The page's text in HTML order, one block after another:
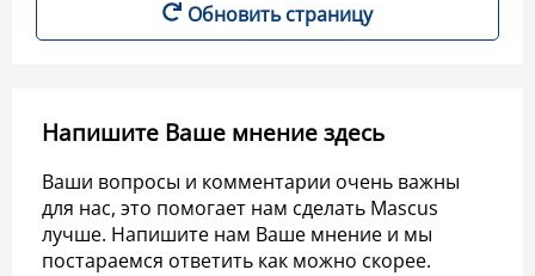
Обновить страницу
Напишите Ваше мнение здесь
Ваши вопросы и комментарии очень важны
для нас, это помогает нам сделать Mascus
лучше. Напишите нам Ваше мнение и мы
постараемся ответить как можно скорее.